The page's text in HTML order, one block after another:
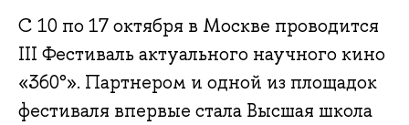
С 10 по 17 октября в Москве проводится
III Фестиваль актуального научного кино
«360°». Партнером и одной из площадок
фестиваля впервые стала Высшая школа